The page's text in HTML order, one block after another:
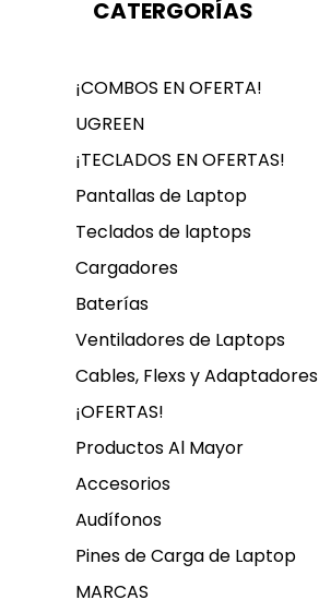
CATERGORÍAS
¡COMBOS EN OFERTA!
UGREEN
¡TECLADOS EN OFERTAS!
Pantallas de Laptop
Teclados de laptops
Cargadores
Baterías
Ventiladores de Laptops
Cables, Flexs y Adaptadores
¡OFERTAS!
Productos Al Mayor
Accesorios
Audífonos
Pines de Carga de Laptop
MARCAS